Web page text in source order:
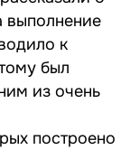
выполнение
к
был
из очень
построено